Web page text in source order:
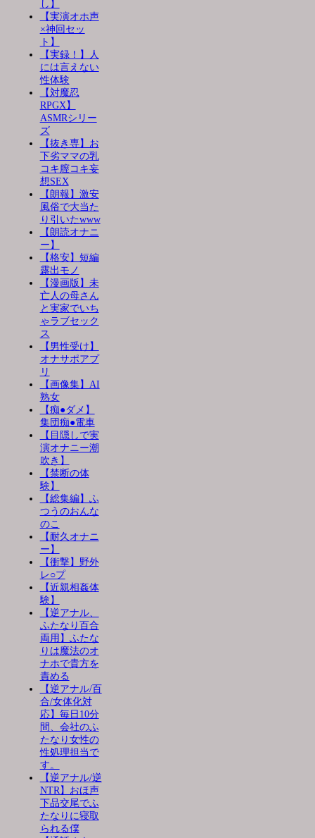
し】
【実演オホ声
×神回セッ
ト】
【実録！】人
には言えない
性体験
【対魔忍
RPGX】
ASMRシリー
ズ
【抜き専】お
下劣ママの乳
コキ膣コキ妄
想SEX
【朗報】激安
風俗で大当た
り引いたwww
【朗読オナニ
ー】
【格安】短編
露出モノ
【漫画版】未
亡人の母さん
と実家でいち
ゃラブセック
ス
【男性受け】
オナサポアプ
リ
【画像集】AI
熟女
【痴●ダメ】
集団痴●電車
【目隠しで実
演オナニー潮
吹き】
【禁断の体
験】
【総集編】ふ
つうのおんな
のこ
【耐久オナニ
ー】
【衝撃】野外
レ○プ
【近親相姦体
験】
【逆アナル、
ふたなり百合
両用】ふたな
りは魔法のオ
ナホで貴方を
責める
【逆アナル/百
合/女体化対
応】毎日10分
間、会社のふ
たなり女性の
性処理担当で
す。
【逆アナル/逆
NTR】おほ声
下品交尾でふ
たなりに寝取
られる僕